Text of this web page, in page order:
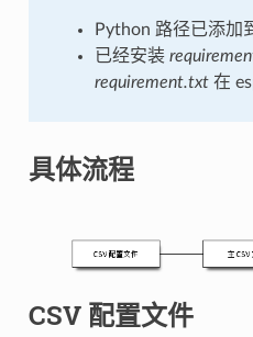
Python 路径已添加
已经安装
requirement.txt在
具体流程
CSV 配置文件